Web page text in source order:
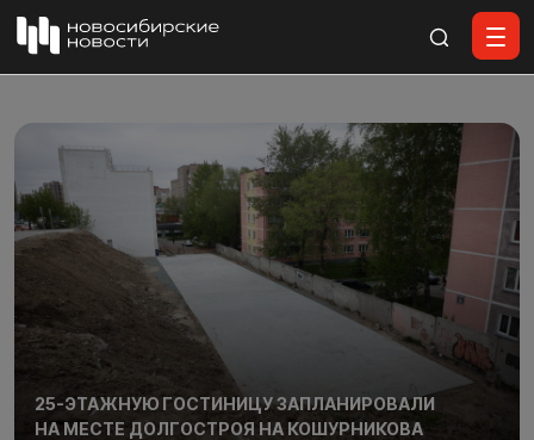
25-ЭТАЖНУЮ ГОСТИНИЦУ ЗАПЛАНИРОВАЛИ
НА МЕСТЕ ДОЛГОСТРОЯ НА КОШУРНИКОВА